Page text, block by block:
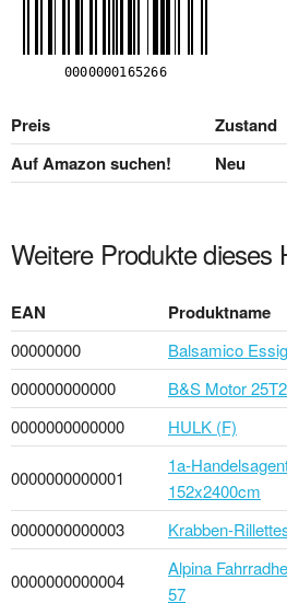
Preis Zustand
Auf Amazon suchen!
Neu
Weitere Produkte dieses
EAN Produktname
00000000
Balsamico Essig
000000000000
B&S Motor
0000000000000
HULK (F)
0000000000001
1a-
152x2400cm
0000000000003
Krabben-
0000000000004
Alpina
57